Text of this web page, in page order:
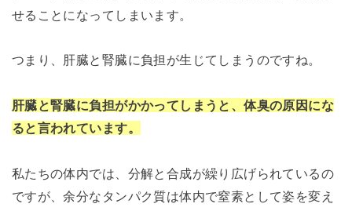
せることになってしまいます。
つまり、肝臓と腎臓に負担が生じてしまうのですね。
肝臓と腎臓に負担がかかってしまうと、体臭の原因にな
ると言われています。
私たちの体内では、分解と合成が繰り広げられているの
ですが、余分なタンパク質は体内で窒素として姿を変え